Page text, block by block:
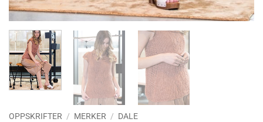
OPPSKRIFTER / MERKER / DALE